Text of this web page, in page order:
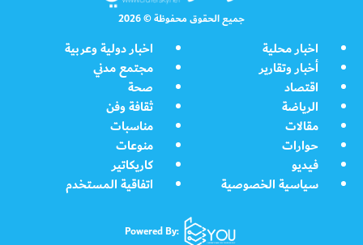
جميع الحقوق محفوظة © 2026
اخبار محلية
اخبار دولية وعربية
أخبار وتقارير
مجتمع مدني
اقتصاد
صحة
الرياضة
ثقافة وفن
مقالات
مناسبات
حوارات
منوعات
فيديو
كاريكاتير
سياسية الخصوصية
اتفاقية المستخدم
Powered By: